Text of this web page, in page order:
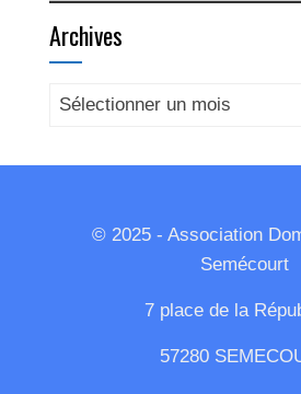
Archives
Archives
© 2025 - Association
Semécourt
7 place de la
57280